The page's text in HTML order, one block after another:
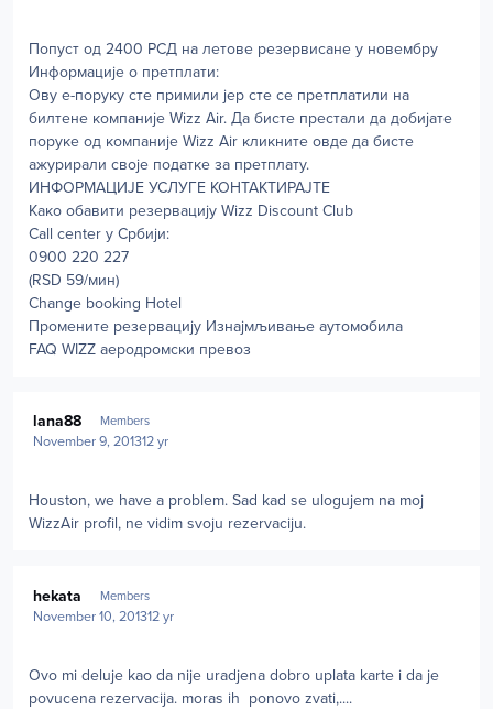
Попуст од 2400 РСД на летове резервисане у новембру
Информације о претплати:
Ову е-поруку сте примили јер сте се претплатили на
билтене компаније Wizz Air. Да бисте престали да добијате
поруке од компаније Wizz Air кликните овде да бисте
ажурирали своје податке за претплату.
ИНФОРМАЦИЈЕ УСЛУГЕ КОНТАКТИРАЈТЕ
Како обавити резервацију Wizz Discount Club
Call center у Србији:
0900 220 227
(RSD 59/мин)
Change booking Hotel
Промените резервацију Изнајмљивање аутомобила
FAQ WIZZ аеродромски превоз
lana88 Members
November 9, 201312 yr
Houston, we have a problem. Sad kad se ulogujem na moj
WizzAir profil, ne vidim svoju rezervaciju.
hekata Members
November 10, 201312 yr
Ovo mi deluje kao da nije uradjena dobro uplata karte i da je
povucena rezervacija. moras ih ponovo zvati,....